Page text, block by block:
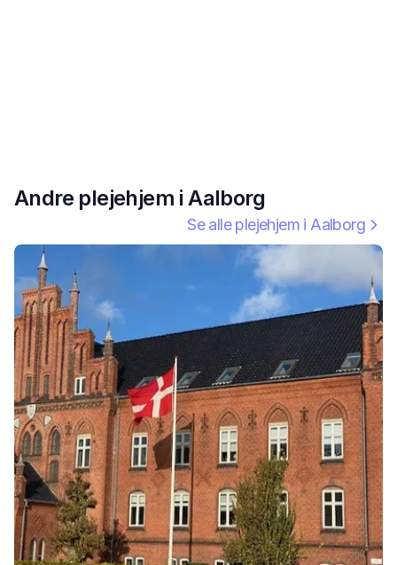
Andre plejehjem iAalborg
Se alle plejehjem iAalborg